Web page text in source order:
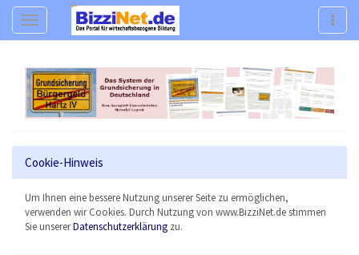
Navigation
Cookie-Hinweis
Um Ihnen eine bessere Nutzung unserer Seite zu ermöglichen,
verwenden wir Cookies. Durch Nutzung von www.BizziNet.de stimmen
Sie unsererDatenschutzerklärung zu.